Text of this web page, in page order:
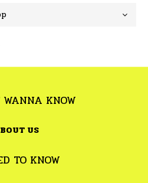
KNOW
US
TO KNOW